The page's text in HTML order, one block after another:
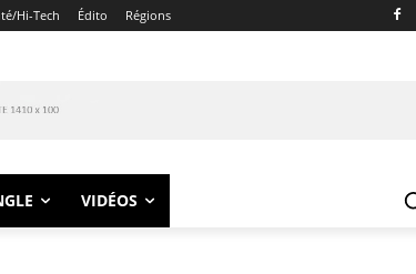
Hi-Tech Édito Régions
VIDÉOS